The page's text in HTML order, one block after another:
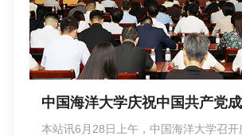
育...
中国海洋大学庆祝中国共产党
年暨表彰大会召开
本站讯6月28日上午，中国海洋大学召